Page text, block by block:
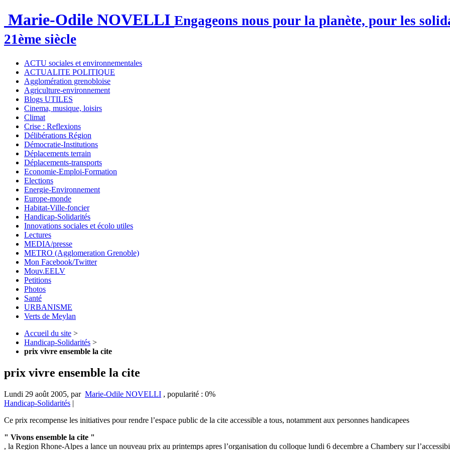
Marie-Odile NOVELLI Engageons nous pour la planète, pour les
21ème siècle
ACTU sociales et environnementales
ACTUALITE POLITIQUE
Agglomération grenobloise
Agriculture-environnement
Blogs UTILES
Cinema, musique, loisirs
Climat
Crise : Reflexions
Délibérations Région
Démocratie-Institutions
Déplacements terrain
Déplacements-transports
Economie-Emploi-Formation
Elections
Energie-Environnement
Europe-monde
Habitat-Ville-foncier
Handicap-Solidarités
Innovations sociales et écolo utiles
Lectures
MEDIA/presse
METRO (Agglomeration Grenoble)
Mon Facebook/Twitter
Mouv.EELV
Petitions
Photos
Santé
URBANISME
Verts de Meylan
Accueil du site >
Handicap-Solidarités >
prix vivre ensemble la cite
prix vivre ensemble la cite
Lundi 29 août 2005, par Marie-Odile NOVELLI , popularité : 0%
Handicap-Solidarités |
Ce prix recompense les initiatives pour rendre l’espace public de la cite accessible a tous, notamment aux personnes handicapees
" Vivons ensemble la cite "
, la Region Rhone-Alpes a lance un nouveau prix au printemps apres l’organisation du colloque lundi 6 decembre a Chambery sur